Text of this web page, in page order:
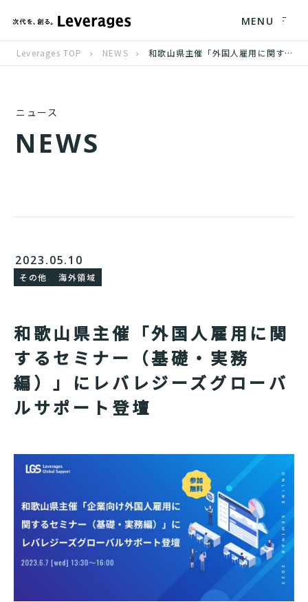
MENU
Leverages TOP NEWS 和歌山県主催「外国人雇用に関するセミナー（基礎・実務編）」にレバレジーズグローバルサポート登壇
ニュース
NEWS
2023.05.10
その他 海外領域
和歌山県主催「外国人雇用に関
するセミナー（基礎・実務
編）」にレバレジーズグローバ
ルサポート登壇